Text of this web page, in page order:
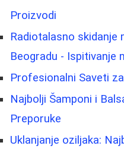
Proizvodi
Radiotalasno skidanje
Beogradu - Ispitivanje
Profesionalni Saveti
Najbolji Šamponi i
Preporuke
Uklanjanje oziljaka: